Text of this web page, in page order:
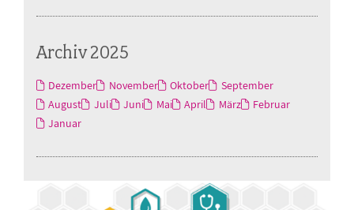
Archiv 2025
Dezember November Oktober
September
August
Juli Juni Mai April März
Februar
Januar